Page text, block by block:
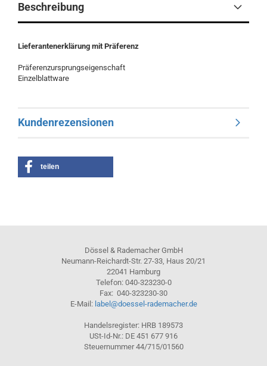
Beschreibung
Lieferantenerklärung mit Präferenz
Präferenzursprungseigenschaft
Einzelblattware
Kundenrezensionen
teilen
Dössel & Rademacher GmbH
Neumann-Reichardt-Str. 27-33, Haus 20/21
22041 Hamburg
Telefon: 040-323230-0
Fax: 040-323230-30
E-Mail: label@doessel-rademacher.de
Handelsregister: HRB 189573
USt-Id-Nr.: DE 451 677 916
Steuernummer 44/715/01560